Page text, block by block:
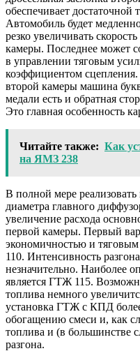
обеспечивает достаточной
Автомобиль будет
резко увеличивать
камеры. Последнее может
в управлении тяговым
коэффициентом
второй камеры машина
медали есть и обратная
Это главная особенность
Читайте также: Как
на ЯМЗ 238
В полной мере
диаметра главного
увеличение расхода
первой камеры. Первый
экономичностью и
110. Интенсивность
незначительно. Наиболее
является ГТЖ 115.
топлива немного
установка ГТЖ с КПД
обогащению смеси и, как
топлива и (в большинстве
разгона.